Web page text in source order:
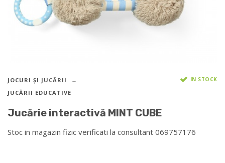
JOCURI ȘI JUCĂRII
JUCĂRII EDUCATIVE
IN STOCK
Jucărie interactivă MINT CUBE
Stoc in magazin fizic verificati la consultant 069757176